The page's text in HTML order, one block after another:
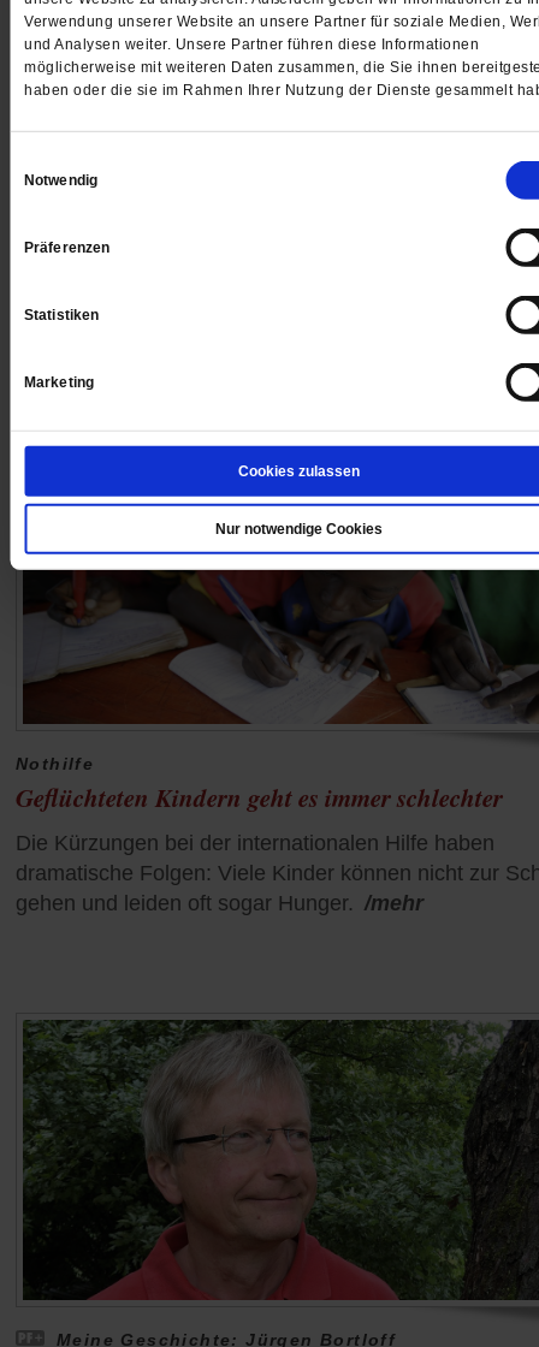
Verwendung unserer Website an unsere Partner für soziale Medien,
und Analysen weiter. Unsere Partner führen diese Informationen
möglicherweise mit weiteren Daten zusammen, die Sie ihnen
haben oder die sie im Rahmen Ihrer Nutzung der Dienste gesammelt
Notwendig
Präferenzen
Statistiken
Marketing
Cookies zulassen
Nur notwendige Cookies
Festival
Ein Festival in Essen engagiert sich für ein »Gutes
Neben dem meteorologischen Aspekt geht es auch
positives Miteinander.
Nothilfe
Geflüchteten Kindern geht es immer schlechter
Die Kürzungen bei der internationalen Hilfe haben
dramatische Folgen: Viele Kinder können nicht zur
gehen und leiden oft sogar Hunger. /mehr
Meine Geschichte: Jürgen Bortloff